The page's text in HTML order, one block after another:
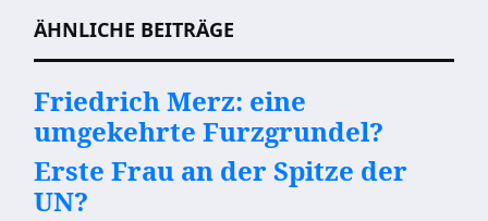
ÄHNLICHE BEITRÄGE
Friedrich Merz: eine
umgekehrte Furzgrundel?
Erste Frau an der Spitze der
UN?